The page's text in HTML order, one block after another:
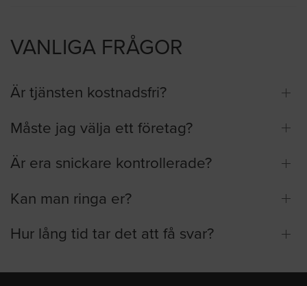
VANLIGA FRÅGOR
Är tjänsten kostnadsfri?
Måste jag välja ett företag?
Är era snickare kontrollerade?
Kan man ringa er?
Hur lång tid tar det att få svar?